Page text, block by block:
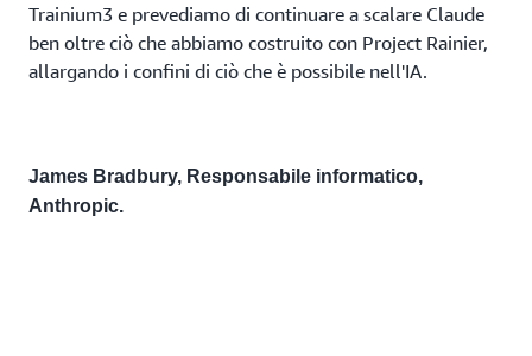
Trainium3 e prevediamo di continuare a scalare Claude
ben oltre ciò che abbiamo costruito con Project Rainier,
allargando i confini di ciò che è possibile nell'IA.
James Bradbury, Responsabile informatico,
Anthropic.